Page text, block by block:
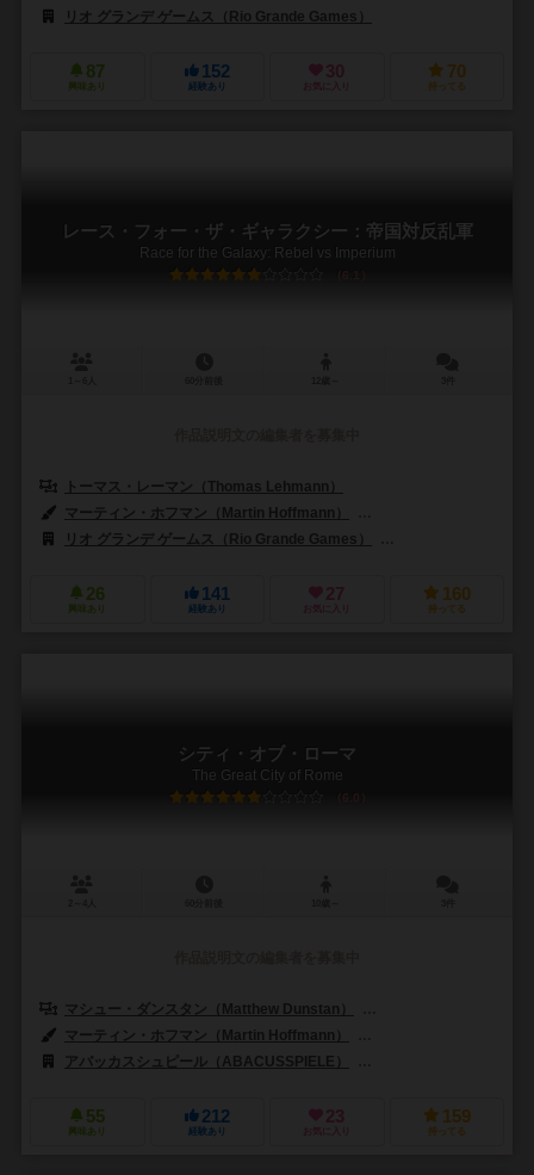
リオ グランデ ゲームス（Rio Grande Games）
87
興味あり
152
経験あり
30
お気に入り
70
持ってる
レース・フォー・ザ・ギャラクシー：帝国対反乱軍
Race for the Galaxy: Rebel vs Imperium
6.1
トーマス・レーマン（Thomas Lehmann）
マーティン・ホフマン（Martin Hoffmann）
リオ グランデ ゲームス（Rio Grande Games）
26
興味あり
141
経験あり
27
お気に入り
160
持ってる
シティ・オブ・ローマ
The Great City of Rome
6.0
マシュー・ダンスタン（Matthew Dunstan）
マーティン・ホフマン（Martin Hoffmann）
アバッカスシュピール（ABACUSSPIELE）
55
興味あり
212
経験あり
23
お気に入り
159
持ってる